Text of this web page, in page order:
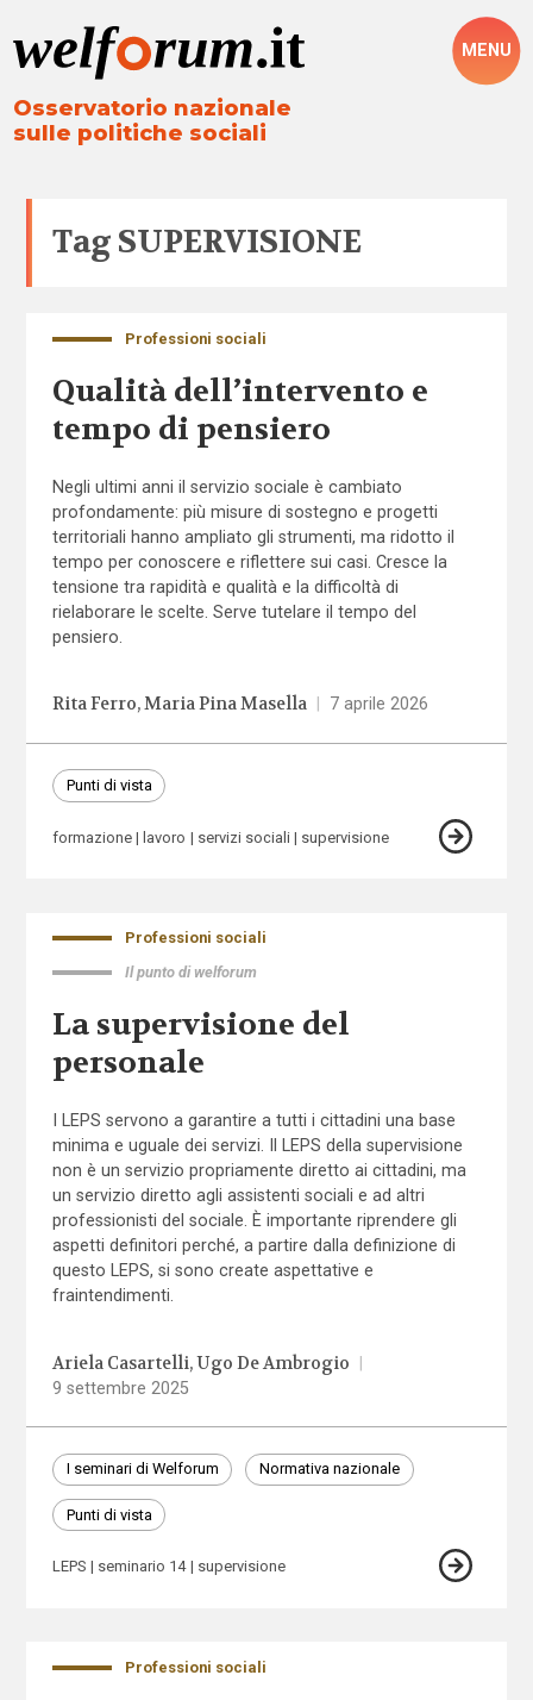
Osservatorio nazionale
sulle politiche sociali
MENU
Tag SUPERVISIONE
Professioni sociali
Qualità dell’intervento e
tempo di pensiero
Negli ultimi anni il servizio sociale è cambiato
profondamente: più misure di sostegno e progetti
territoriali hanno ampliato gli strumenti, ma ridotto il
tempo per conoscere e riflettere sui casi. Cresce la
tensione tra rapidità e qualità e la difficoltà di
rielaborare le scelte. Serve tutelare il tempo del
pensiero.
Rita Ferro Maria Pina Masella 7 aprile 2026
Punti di vista
formazione lavoro servizi sociali supervisione
Professioni sociali
Il punto di welforum
La supervisione del
personale
I LEPS servono a garantire a tutti i cittadini una base
minima e uguale dei servizi. Il LEPS della supervisione
non è un servizio propriamente diretto ai cittadini, ma
un servizio diretto agli assistenti sociali e ad altri
professionisti del sociale. È importante riprendere gli
aspetti definitori perché, a partire dalla definizione di
questo LEPS, si sono create aspettative e
fraintendimenti.
Ariela Casartelli Ugo De Ambrogio
9 settembre 2025
I seminari di Welforum Normativa nazionale
Punti di vista
LEPS seminario 14 supervisione
Professioni sociali